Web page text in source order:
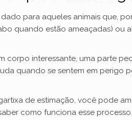
para aqueles animais que,
quando estão ameaçadas)
corpo interessante, uma parte
quando se sentem em perigo
de estimação, você pode
como funciona esse